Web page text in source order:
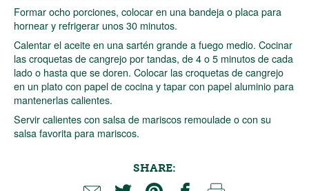
Formar ocho porciones, colocar en una bandeja o placa para
hornear y refrigerar unos 30 minutos.
Calentar el aceite en una sartén grande a fuego medio. Cocinar
las croquetas de cangrejo por tandas, de 4 o 5 minutos de cada
lado o hasta que se doren. Colocar las croquetas de cangrejo
en un plato con papel de cocina y tapar con papel aluminio para
mantenerlas calientes.
Servir calientes con salsa de mariscos remoulade o con su
salsa favorita para mariscos.
SHARE: